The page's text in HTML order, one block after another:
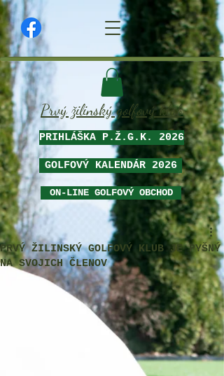
Prvý žilinský golfový klub
GOLFOVÝ KALENDÁR 2026
ON-LINE GOLFOVÝ OBCHOD
PRIHLÁŠKA P.Ž.G.K. 2026
PRVÝ ŽILINSKÝ GOLFOVÝ KLUB JE PYŠNÝ
NA SVOJICH ČLENOV